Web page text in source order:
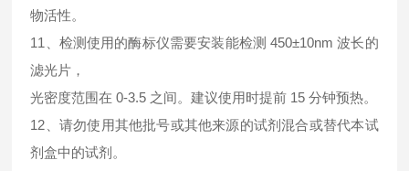
物活性。
11、检测使用的酶标仪需要安装能检测 450±10nm 波长的
滤光片，
光密度范围在 0-3.5 之间。建议使用时提前 15 分钟预热。
12、请勿使用其他批号或其他来源的试剂混合或替代本试
剂盒中的试剂。